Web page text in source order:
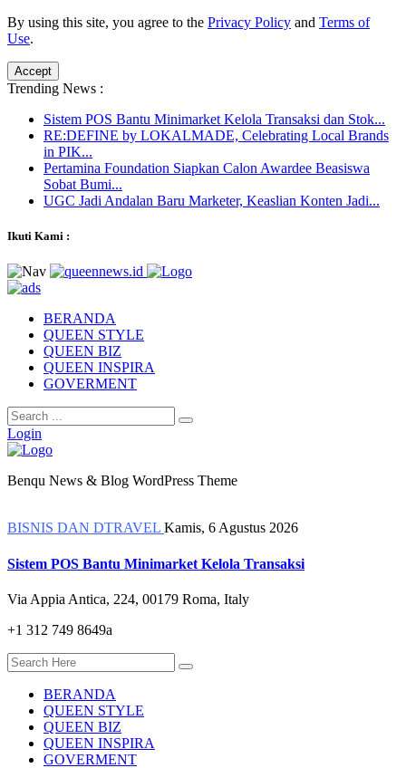
By using this site, you agree to the Privacy Policy and Terms of
Use.
Accept
Trending News :
Sistem POS Bantu Minimarket Kelola Transaksi dan Stok...
RE:DEFINE by LOKALMADE, Celebrating Local Brands
in PIK...
Pertamina Foundation Siapkan Calon Awardee Beasiswa
Sobat Bumi...
UGC Jadi Andalan Baru Marketer, Keaslian Konten Jadi...
Ikuti Kami :
BERANDA
QUEEN STYLE
QUEEN BIZ
QUEEN INSPIRA
GOVERMENT
Login
Benqu News & Blog WordPress Theme
BISNIS DAN DTRAVEL Kamis, 6 Agustus 2026
Sistem POS Bantu Minimarket Kelola Transaksi
Via Appia Antica, 224, 00179 Roma, Italy
+1 312 749 8649a
BERANDA
QUEEN STYLE
QUEEN BIZ
QUEEN INSPIRA
GOVERMENT